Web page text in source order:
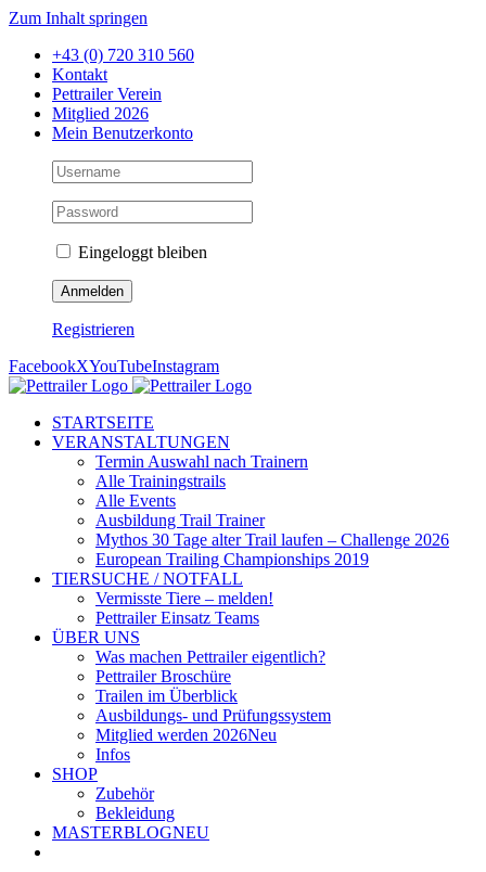
Zum Inhalt springen
+43 (0) 720 310 560
Kontakt
Pettrailer Verein
Mitglied 2026
Mein Benutzerkonto
Eingeloggt bleiben
Registrieren
FacebookXYouTubeInstagram
STARTSEITE
VERANSTALTUNGEN
Termin Auswahl nach Trainern
Alle Trainingstrails
Alle Events
Ausbildung Trail Trainer
Mythos 30 Tage alter Trail laufen – Challenge 2026
European Trailing Championships 2019
TIERSUCHE / NOTFALL
Vermisste Tiere – melden!
Pettrailer Einsatz Teams
ÜBER UNS
Was machen Pettrailer eigentlich?
Pettrailer Broschüre
Trailen im Überblick
Ausbildungs- und Prüfungssystem
Mitglied werden 2026Neu
Infos
SHOP
Zubehör
Bekleidung
MASTERBLOGNEU